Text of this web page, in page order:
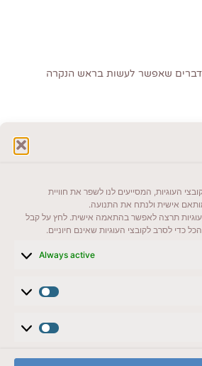
העוגיות, המסייעים לנו לשפר את חוויית
אישית ולנתח את התנועה.
עוגיות תרצה לאפשר בהתאמה אישית. לחץ על קבל
כדי לסרב לקובצי העוגיות שאינם חיוניים.
Always active